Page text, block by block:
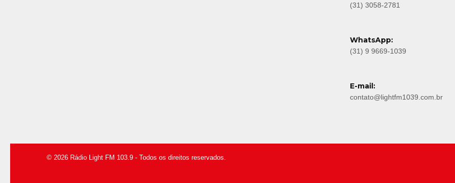
(31) 3058-2781
WhatsApp:
(31) 9 9669-1039
E-mail:
contato@lightfm1039.com.br
© 2026 Rádio Light FM 103.9 - Todos os direitos reservados.